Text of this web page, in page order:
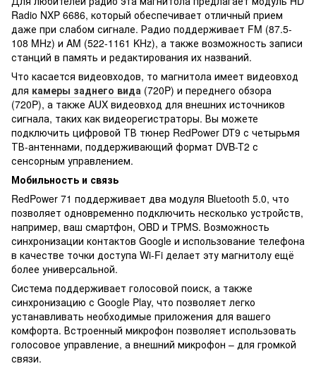
Radio NXP 6686, который обеспечивает отличный прием
даже при слабом сигнале. Радио поддерживает FM (87.5-
108 MHz) и AM (522-1161 KHz), а также возможность записи
станций в память и редактирования их названий.
Что касается видеовходов, то магнитола имеет видеовход
для камеры заднего вида (720P) и переднего обзора
(720P), а также AUX видеовход для внешних источников
сигнала, таких как видеорегистраторы. Вы можете
подключить цифровой ТВ тюнер RedPower DT9 с четырьмя
ТВ-антеннами, поддерживающий формат DVB-T2 с
сенсорным управлением.
Мобильность и связь
RedPower 71 поддерживает два модуля Bluetooth 5.0, что
позволяет одновременно подключить несколько устройств,
например, ваш смартфон, OBD и TPMS. Возможность
синхронизации контактов Google и использование телефона
в качестве точки доступа Wi-Fi делает эту магнитолу ещё
более универсальной.
Система поддерживает голосовой поиск, а также
синхронизацию с Google Play, что позволяет легко
устанавливать необходимые приложения для вашего
комфорта. Встроенный микрофон позволяет использовать
голосовое управление, а внешний микрофон – для громкой
связи.